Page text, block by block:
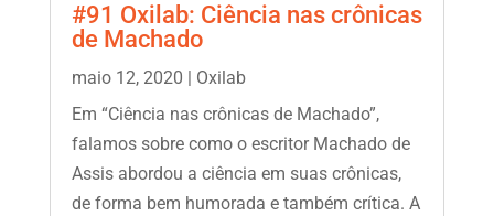
#91 Oxilab: Ciência nas crônicas
de Machado
maio 12, 2020
Oxilab
Em “Ciência nas crônicas de Machado”,
falamos sobre como o escritor Machado de
Assis abordou a ciência em suas crônicas,
de forma bem humorada e também crítica. A